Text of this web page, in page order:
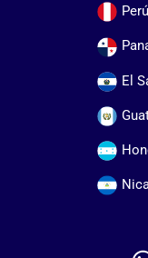
Perú
El